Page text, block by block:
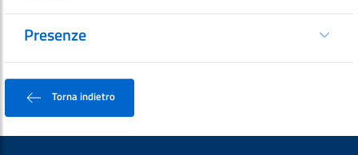
Presenze
Torna indietro